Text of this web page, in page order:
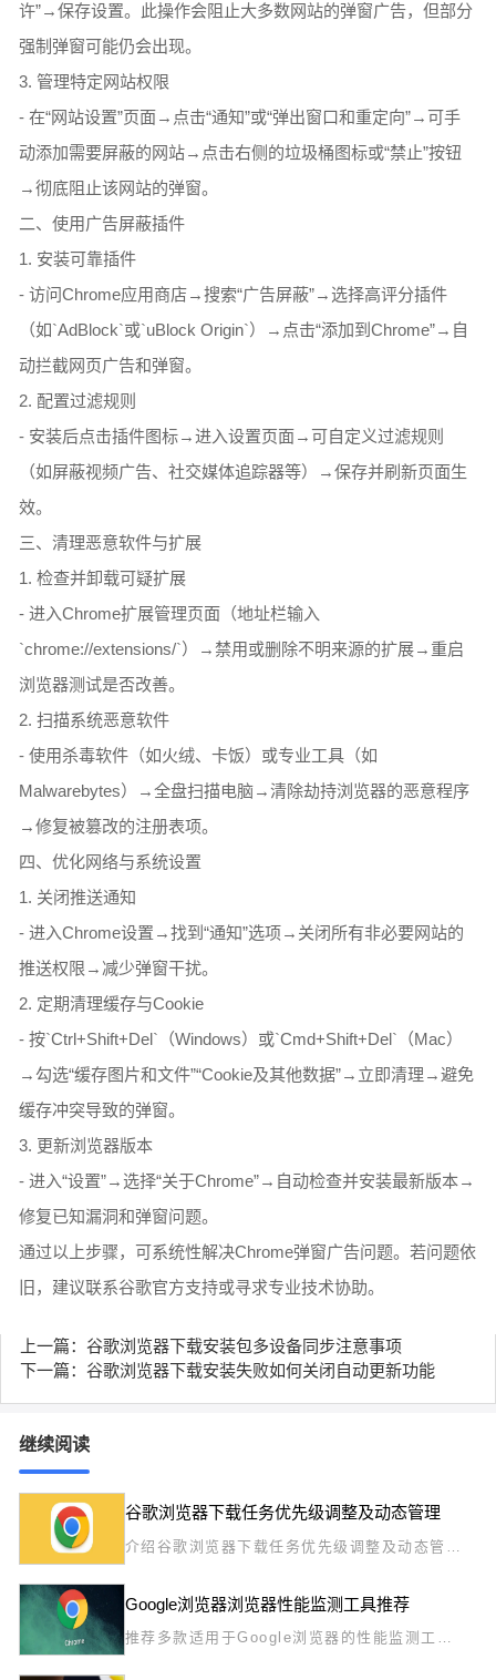
许”→保存设置。此操作会阻止大多数网站的弹窗广告，但部分
强制弹窗可能仍会出现。
3. 管理特定网站权限
- 在“网站设置”页面→点击“通知”或“弹出窗口和重定向”→可手
动添加需要屏蔽的网站→点击右侧的垃圾桶图标或“禁止”按钮
→彻底阻止该网站的弹窗。
二、使用广告屏蔽插件
1. 安装可靠插件
- 访问Chrome应用商店→搜索“广告屏蔽”→选择高评分插件
（如`AdBlock`或`uBlock Origin`）→点击“添加到Chrome”→自
动拦截网页广告和弹窗。
2. 配置过滤规则
- 安装后点击插件图标→进入设置页面→可自定义过滤规则
（如屏蔽视频广告、社交媒体追踪器等）→保存并刷新页面生
效。
三、清理恶意软件与扩展
1. 检查并卸载可疑扩展
- 进入Chrome扩展管理页面（地址栏输入
`chrome://extensions/`）→禁用或删除不明来源的扩展→重启
浏览器测试是否改善。
2. 扫描系统恶意软件
- 使用杀毒软件（如火绒、卡饭）或专业工具（如
Malwarebytes）→全盘扫描电脑→清除劫持浏览器的恶意程序
→修复被篡改的注册表项。
四、优化网络与系统设置
1. 关闭推送通知
- 进入Chrome设置→找到“通知”选项→关闭所有非必要网站的
推送权限→减少弹窗干扰。
2. 定期清理缓存与Cookie
- 按`Ctrl+Shift+Del`（Windows）或`Cmd+Shift+Del`（Mac）
→勾选“缓存图片和文件”“Cookie及其他数据”→立即清理→避免
缓存冲突导致的弹窗。
3. 更新浏览器版本
- 进入“设置”→选择“关于Chrome”→自动检查并安装最新版本→
修复已知漏洞和弹窗问题。
通过以上步骤，可系统性解决Chrome弹窗广告问题。若问题依
旧，建议联系谷歌官方支持或寻求专业技术协助。
上一篇：谷歌浏览器下载安装包多设备同步注意事项
下一篇：谷歌浏览器下载安装失败如何关闭自动更新功能
继续阅读
谷歌浏览器下载任务优先级调整及动态管理
介绍谷歌浏览器下载任务优先级调整及动态管理
技巧，帮助用户灵活分配下载资源，实现高效下
载和任务调度。
Google浏览器浏览器性能监测工具推荐
推荐多款适用于Google浏览器的性能监测工
具，助力开发者精准捕捉性能瓶颈，提升浏览器